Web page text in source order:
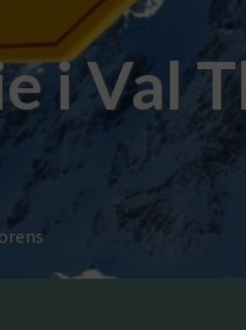
i Val